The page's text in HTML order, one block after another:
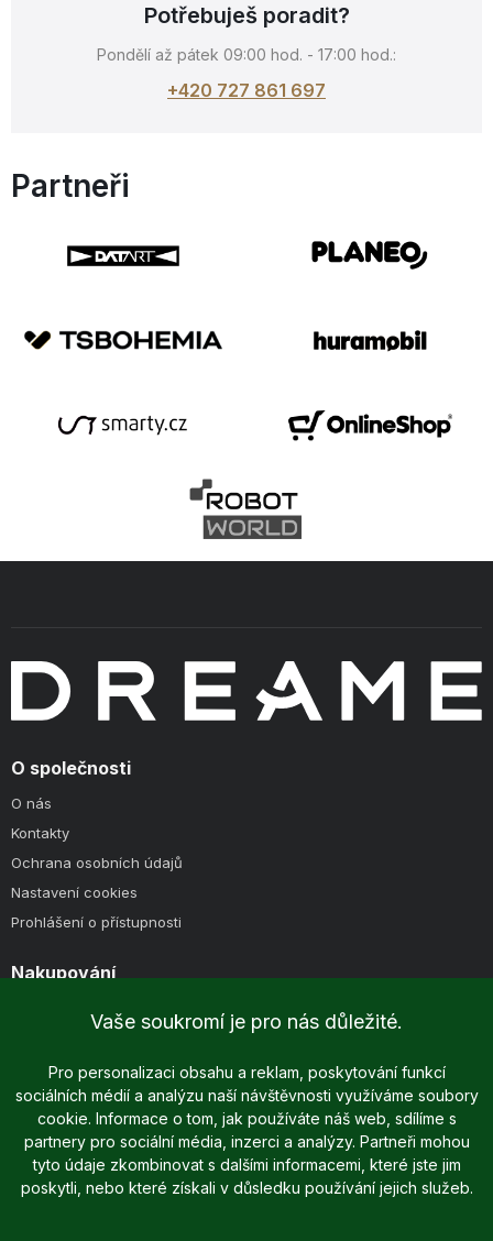
Potřebuješ poradit?
Pondělí až pátek 09:00 hod. - 17:00 hod.:
+420 727 861 697
Partneři
O společnosti
O nás
Kontakty
Ochrana osobních údajů
Nastavení cookies
Prohlášení o přístupnosti
Nakupování
Obchodní podmínky
Vaše soukromí je pro nás důležité.
Pro personalizaci obsahu a reklam, poskytování funkcí
sociálních médií a analýzu naší návštěvnosti využíváme soubory
cookie. Informace o tom, jak používáte náš web, sdílíme s
partnery pro sociální média, inzerci a analýzy. Partneři mohou
tyto údaje zkombinovat s dalšími informacemi, které jste jim
poskytli, nebo které získali v důsledku používání jejich služeb.